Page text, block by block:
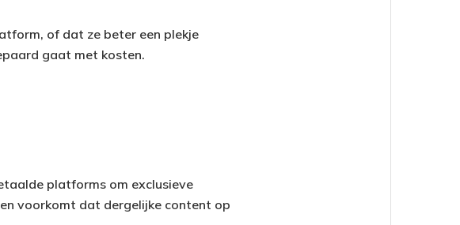
of dat ze beter een plekje
gaat met kosten.
platforms om exclusieve
voorkomt dat dergelijke content op